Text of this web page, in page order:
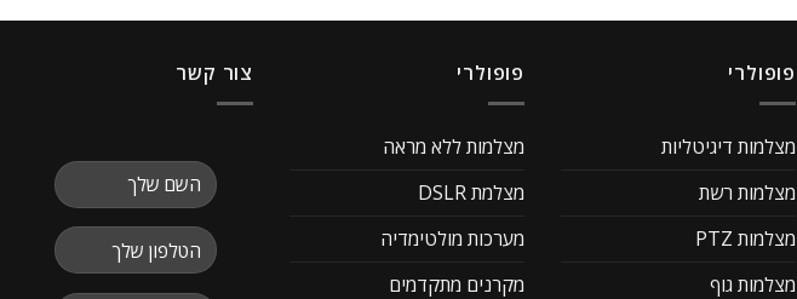
פופולרי
מצלמות דיגיטליות
מצלמות רשת
מצלמות PTZ
מצלמות גוף
פופולרי
מצלמות ללא מראה
מצלמת DSLR
מערכות מולטימדיה
מקרנים מתקדמים
צור קשר